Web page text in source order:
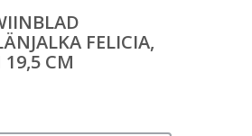
FELICIA,
CM